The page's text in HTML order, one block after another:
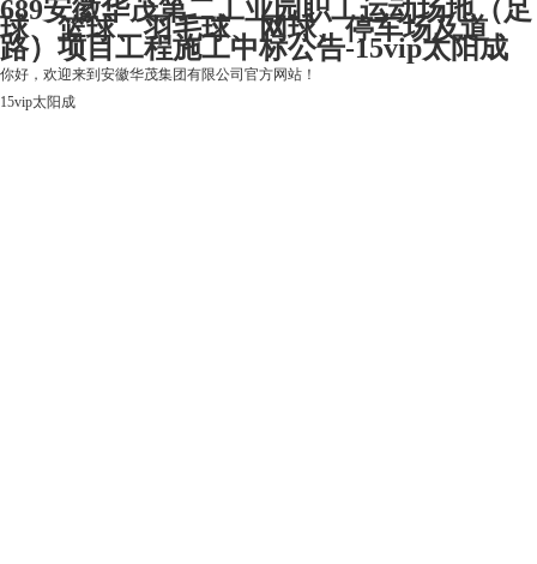
689安徽华茂第二工业园职工运动场地（足
球、篮球、羽毛球、网球、停车场及道
路）项目工程施工中标公告-15vip太阳成
你好，欢迎来到安徽华茂集团有限公司官方网站！
15vip太阳成